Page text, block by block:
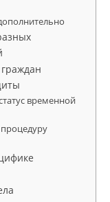
временной